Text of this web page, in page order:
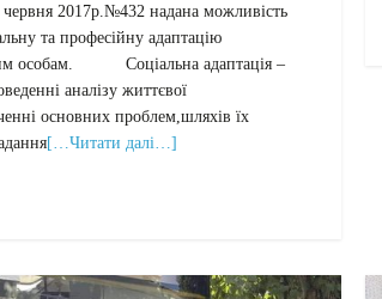
червня 2017р.№432 надана можливість
та професійну адаптацію
особам. Соціальна адаптація –
аналізу життєвої
основних проблем,шляхів їх
[…Читати далі…]